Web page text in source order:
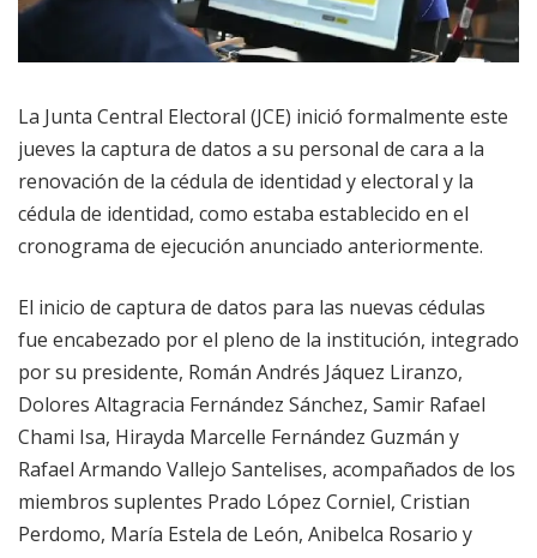
La Junta Central Electoral (JCE) inició formalmente este
jueves la captura de datos a su personal de cara a la
renovación de la cédula de identidad y electoral y la
cédula de identidad, como estaba establecido en el
cronograma de ejecución anunciado anteriormente.
El inicio de captura de datos para las nuevas cédulas
fue encabezado por el pleno de la institución, integrado
por su presidente, Román Andrés Jáquez Liranzo,
Dolores Altagracia Fernández Sánchez, Samir Rafael
Chami Isa, Hirayda Marcelle Fernández Guzmán y
Rafael Armando Vallejo Santelises, acompañados de los
miembros suplentes Prado López Corniel, Cristian
Perdomo, María Estela de León, Anibelca Rosario y